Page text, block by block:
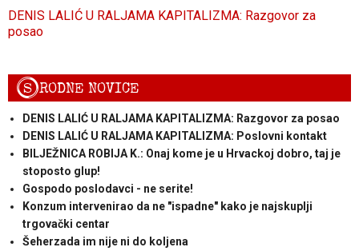
DENIS LALIĆ U RALJAMA KAPITALIZMA: Razgovor za
posao
SRODNE NOVICE
DENIS LALIĆ U RALJAMA KAPITALIZMA: Razgovor za posao
DENIS LALIĆ U RALJAMA KAPITALIZMA: Poslovni kontakt
BILJEŽNICA ROBIJA K.: Onaj kome je u Hrvackoj dobro, taj je
stoposto glup!
Gospodo poslodavci - ne serite!
Konzum intervenirao da ne "ispadne" kako je najskuplji
trgovački centar
Šeherzada im nije ni do koljena